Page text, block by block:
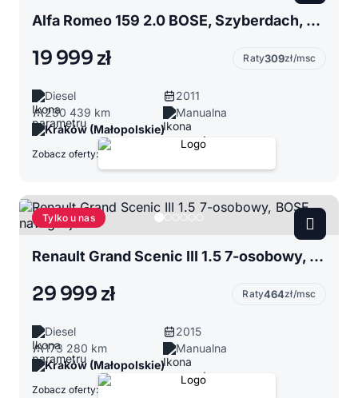
Alfa Romeo 159 2.0 BOSE, Szyberdach, Ksenony
19 999 zł Raty309zł/msc
Diesel
2011
230 439 km
Manualna
Kraków (Małopolskie)
Zobacz oferty:
Tylko u nas
Renault Grand Scenic III 1.5 7-osobowy, BOSE, nawigacja
29 999 zł Raty464zł/msc
Diesel
2015
173 280 km
Manualna
Kraków (Małopolskie)
Zobacz oferty: